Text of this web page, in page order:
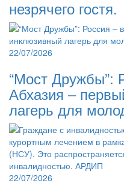
незрячего гостя.
22/07/2026
“Мост Дружбы”:
Абхазия –
лагерь для
22/07/2026